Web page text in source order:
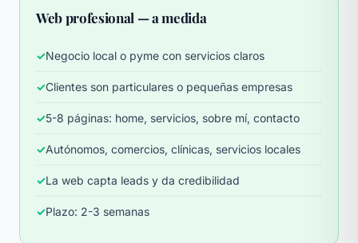
Web profesional — a medida
✓Negocio local o pyme con servicios claros
✓Clientes son particulares o pequeñas empresas
✓5-8 páginas: home, servicios, sobre mí, contacto
✓Autónomos, comercios, clínicas, servicios locales
✓La web capta leads y da credibilidad
✓Plazo: 2-3 semanas